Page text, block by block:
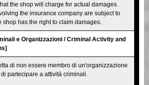
the shop will charge for actual damages.
the insurance company are subject to
shop has the right to claim damages.
e Organizzazioni / Criminal Activity and
di non essere membro di un'organizzazione
partecipare a attività criminali.